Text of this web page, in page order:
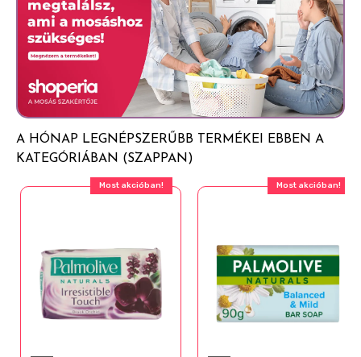
Acetate, Disodium Distyrylbiphenyl Disulfonate,
Prunus Amygdalus Dulcis Seed Extract, Sine Adipe
Lac, Chamomilla Recutita Flower Extract, Prunus
Amygdalus Dulcis Oil, Tocopherol, Eugenia
Caryophyllus Leaf Oil, Alpha-Isomethyl Ionone,
Citronellol, Coumarin, Eugenol, Hexyl Cinnamal,
Linalool, CI 77891.
A HÓNAP LEGNÉPSZERŰBB TERMÉKEI EBBEN A
KATEGÓRIÁBAN (SZAPPAN)
Most akcióban! Most akcióban!